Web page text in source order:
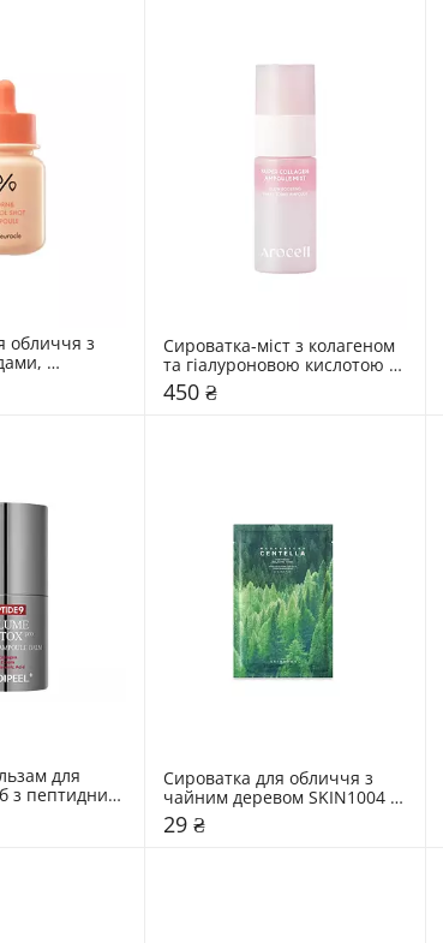
обличчя з
Dr.
Сироватка-міст з колагеном
та гіалуроновою кислотою
Arocell 30 мл
450 ₴
для
з пептидним
Peel 14 мл
Сироватка для обличчя з
чайним деревом SKIN1004
1,5 мл
29 ₴